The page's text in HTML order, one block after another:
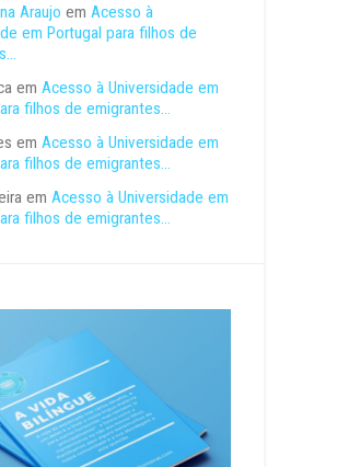
Araujo emAcesso à
em Portugal para filhos de
emAcesso à Universidade em
filhos de emigrantes…
emAcesso à Universidade em
filhos de emigrantes…
emAcesso à Universidade em
filhos de emigrantes…